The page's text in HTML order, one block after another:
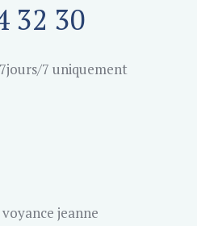
32 30
7 uniquement
jeanne